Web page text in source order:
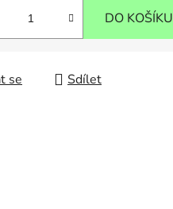
DO KOŠÍKU
se Sdílet